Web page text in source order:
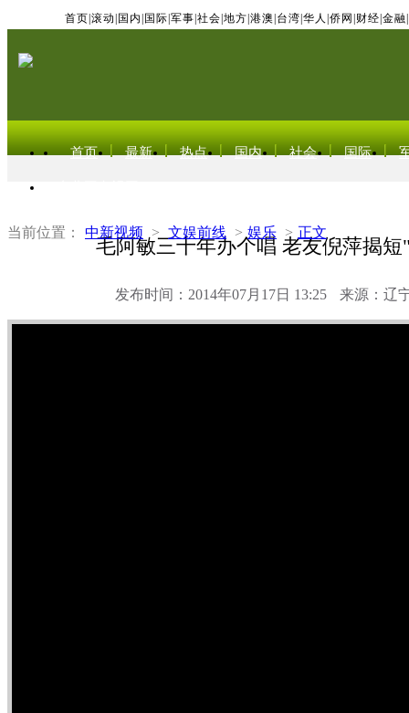
首页 滚动 国内 国际 军事 社会 地方 港澳 台湾 华人 侨网 财经 金融
首页 最新 热点 国内 社会 国际
当前位置： 中新视频 > 文娱前线 > 娱乐 > 正文
毛阿敏三十年办个唱 老友倪萍揭
发布时间：2014年07月17日 13:25 来源：辽